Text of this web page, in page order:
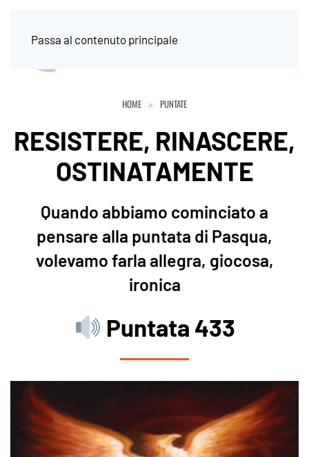
Passa al contenuto principale
HOME PUNTATE
RESISTERE, RINASCERE,
OSTINATAMENTE
Quando abbiamo cominciato a
pensare alla puntata di Pasqua,
volevamo farla allegra, giocosa,
ironica
Puntata 433